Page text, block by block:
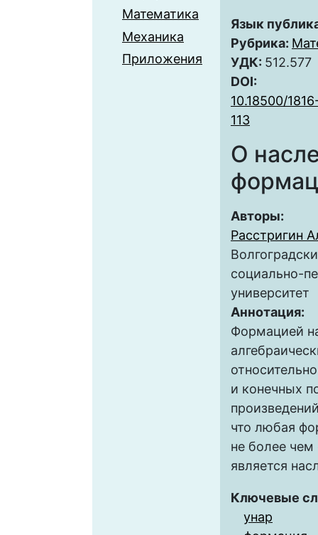
Математика
Механика
Приложения
Язык
Рубрика:
УДК: 512.577
DOI:
10.18500/
113
О
Авторы:
Расстригин
социально-
университет
Аннотация:
Формацией
и конечных
что любая
не более чем
является
Ключевые
унар